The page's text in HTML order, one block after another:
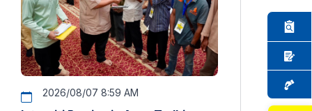
2026/08/07 8:59 AM